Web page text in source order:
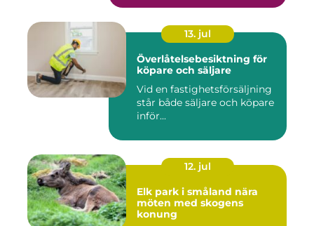
13. jul
Överlåtelsebesiktning för
köpare och säljare
Vid en fastighetsförsäljning
står både säljare och köpare
inför...
12. jul
Elk park i småland nära
möten med skogens
konung